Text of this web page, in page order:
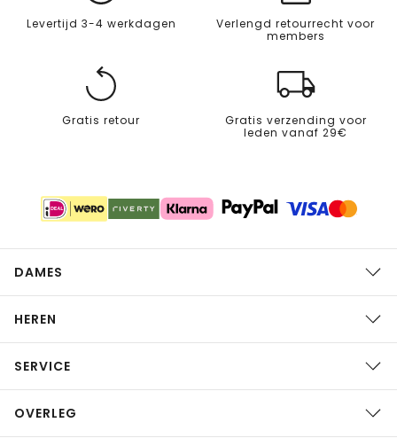
Levertijd 3-4 werkdagen
Verlengd retourrecht voor
members
Gratis retour
Gratis verzending voor
leden vanaf 29€
DAMES
HEREN
SERVICE
OVERLEG